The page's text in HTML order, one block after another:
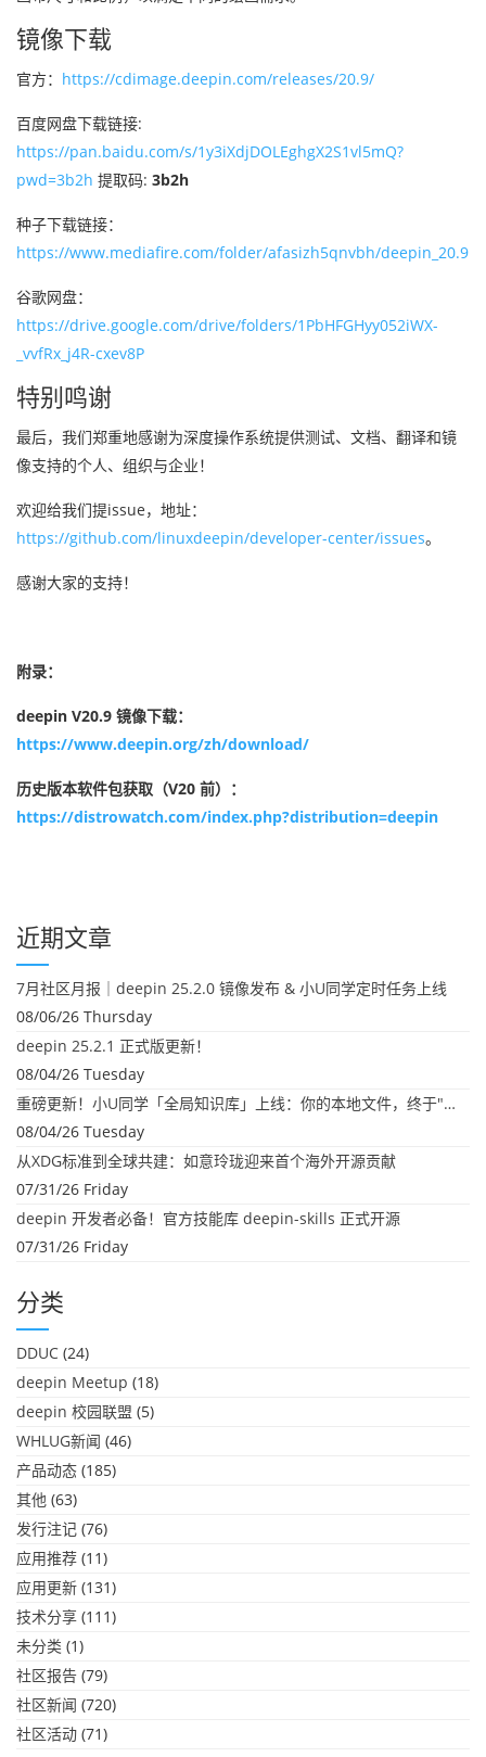
镜像下载
官方： https://cdimage.deepin.com/releases/20.9/
百度网盘下载链接:
https://pan.baidu.com/s/1y3iXdjDOLEghgX2S1vl5mQ?
pwd=3b2h 提取码: 3b2h
种子下载链接：
https://www.mediafire.com/folder/afasizh5qnvbh/deepin_20.9
谷歌网盘：
https://drive.google.com/drive/folders/1PbHFGHyy052iWX-
_vvfRx_j4R-cxev8P
特别鸣谢
最后，我们郑重地感谢为深度操作系统提供测试、文档、翻译和镜
像支持的个人、组织与企业！
欢迎给我们提issue，地址：
https://github.com/linuxdeepin/developer-center/issues。
感谢大家的支持！
附录：
deepin V20.9 镜像下载：
https://www.deepin.org/zh/download/
历史版本软件包获取（V20 前）：
https://distrowatch.com/index.php?distribution=deepin
近期文章
7月社区月报｜deepin 25.2.0 镜像发布 & 小U同学定时任务上线
08/06/26 Thursday
deepin 25.2.1 正式版更新！
08/04/26 Tuesday
重磅更新！小U同学「全局知识库」上线：你的本地文件，终于"活"起来了
08/04/26 Tuesday
从XDG标准到全球共建：如意玲珑迎来首个海外开源贡献
07/31/26 Friday
deepin 开发者必备！官方技能库 deepin-skills 正式开源
07/31/26 Friday
分类
DDUC (24)
deepin Meetup (18)
deepin 校园联盟 (5)
WHLUG新闻 (46)
产品动态 (185)
其他 (63)
发行注记 (76)
应用推荐 (11)
应用更新 (131)
技术分享 (111)
未分类 (1)
社区报告 (79)
社区新闻 (720)
社区活动 (71)